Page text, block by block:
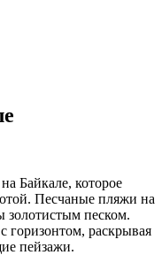
Байкале, которое
Песчаные пляжи на
золотистым песком.
горизонтом, раскрывая
пейзажи.